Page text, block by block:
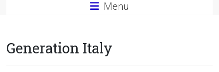
degli
Menu
Generation Italy